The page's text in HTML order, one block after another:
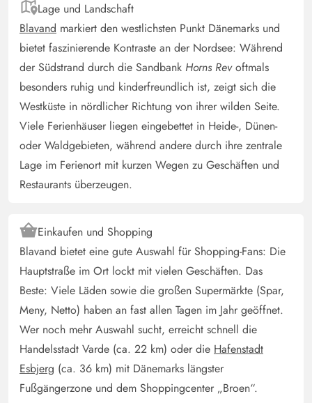
Deutschland
Das Haus ist eigentlich mit einem Wort beschrieben:
Traumhaus! Innen wie außen ist alles in einem sehr
guten, sauberen und gepflegten Zustand und die
Ausstattung lässt keine Wünsche offen! Wir werden
definitiv irgendwann wiederkommen - herzlichen Dank an
die Hausbesitzer, dass dieses Schmuckstück an
Feriengäste vermietet wird!
Gast
Das Haus ist alt, aber in einem sehr guten Zustand. Die
Einrichtung ist zweckmäßig und gemütlich, die
Küchenausstattung hervorragend. Auch für
Freizeitbeschäftigung im Haus ist bestens gesorgt. Die
üppige Deko, insbesondere die Bilder, sind
Geschmacksache, hier bin ich persönlich eher der Typ
"weniger wäre mehr gewesen". Das Bad ist recht klein
und hat eine offene Dusche, das erfordert etwas
Geschicklichkeit. Die Lage des Hauses ist
Lage und Landschaft
Blavand markiert den westlichsten Punkt Dänemarks und
bietet faszinierende Kontraste an der Nordsee: Während
der Südstrand durch die Sandbank Horns Revoftmals
besonders ruhig und kinderfreundlich ist, zeigt sich die
Westküste in nördlicher Richtung von ihrer wilden Seite.
Viele Ferienhäuser liegen eingebettet in Heide-, Dünen-
oder Waldgebieten, während andere durch ihre zentrale
Lage im Ferienort mit kurzen Wegen zu Geschäften und
Restaurants überzeugen.
Einkaufen und Shopping
Blavand bietet eine gute Auswahl für Shopping-Fans: Die
Hauptstraße im Ort lockt mit vielen Geschäften. Das
Beste: Viele Läden sowie die großen Supermärkte (Spar,
Meny, Netto) haben an fast allen Tagen im Jahr geöffnet.
Wer noch mehr Auswahl sucht, erreicht schnell die
Handelsstadt Varde (ca. 22 km) oder die Hafenstadt
Esbjerg (ca. 36 km) mit Dänemarks längster
Fußgängerzone und dem Shoppingcenter „Broen“.